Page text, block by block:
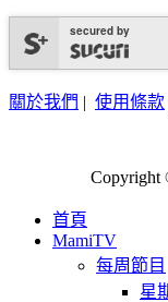
secured by
關於我們 | 使用條款
Copyright
首頁
MamiTV
每周節目
星